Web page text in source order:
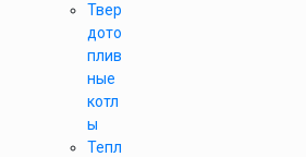
Твер
дото
плив
ные
котл
ы
Тепл